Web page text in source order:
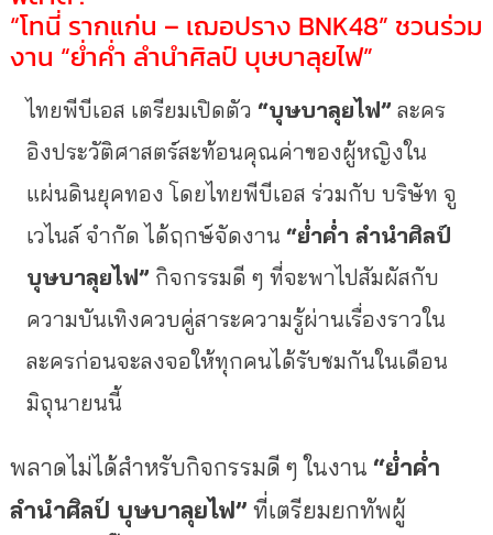
“โทนี่ รากแก่น – เฌอปราง BNK48” ชวนร่วม
งาน “ย่ำค่ำ ลำนำศิลป์ บุษบาลุยไฟ”
ไทยพีบีเอส เตรียมเปิดตัว “บุษบาลุยไฟ” ละคร
อิงประวัติศาสตร์สะท้อนคุณค่าของผู้หญิงใน
แผ่นดินยุคทอง โดยไทยพีบีเอส ร่วมกับ บริษัท จู
เวไนล์ จำกัด ได้ฤกษ์จัดงาน “ย่ำค่ำ ลำนำศิลป์
บุษบาลุยไฟ” กิจกรรมดี ๆ ที่จะพาไปสัมผัสกับ
ความบันเทิงควบคู่สาระความรู้ผ่านเรื่องราวใน
ละครก่อนจะลงจอให้ทุกคนได้รับชมกันในเดือน
มิถุนายนนี้
พลาดไม่ได้สำหรับกิจกรรมดี ๆ ในงาน “ย่ำค่ำ
ลำนำศิลป์ บุษบาลุยไฟ” ที่เตรียมยกทัพผู้